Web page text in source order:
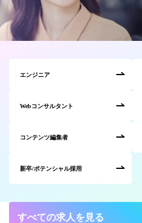
エンジニア
Webコンサルタント
コンテンツ編集者
新卒/ポテンシャル採用
すべての求人を見る